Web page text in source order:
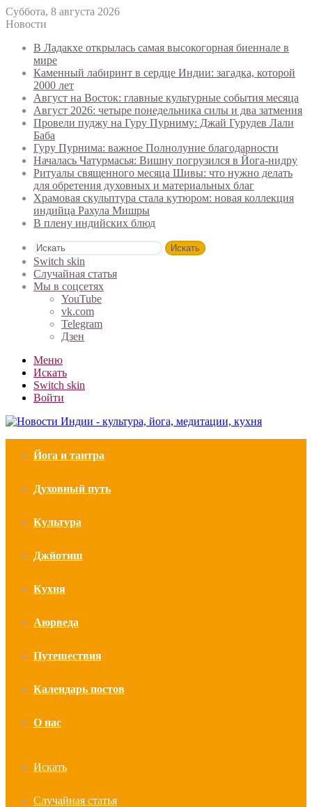
Суббота, 8 августа 2026
Новости
В Ладакхе открылась самая высокогорная биеннале в
мире
Каменный лабиринт в сердце Индии: загадка, которой
2000 лет
Август на Восток: главные культурные события месяца
Август 2026: четыре понедельника силы и два затмения
Провели пуджу на Гуру Пурниму: Джай Гурудев Лали
Баба
Гуру Пурнима: важное Полнолуние благодарности
Началась Чатурмасья: Вишну погрузился в Йога-нидру
Ритуалы священного месяца Шивы: что нужно делать
для обретения духовных и материальных благ
Храмовая скульптура стала кутюром: новая коллекция
индийца Рахула Мишры
В плену индийских блюд
Искать
Switch skin
Случайная статья
Мы в соцсетях
YouTube
vk.com
Telegram
Дзен
Меню
Искать
Switch skin
Войти
Йога и тантра
Духовный путь
Культура
Джйотиш
Кухня
Аюрведа
Путешествия
Календарь постов
О нас
Искать
Случайная статья